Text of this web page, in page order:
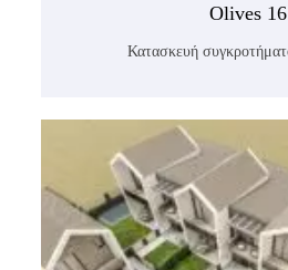
Olives 16
Κατασκευή